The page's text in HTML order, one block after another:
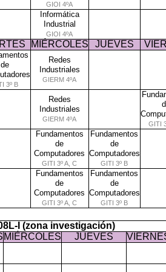
GIOI 4ºA
Informática
Industrial
GIOI 4ºA
MIÉRCOLES JUEVES
de
3º B
Redes
Industriales
GIERM 4ºA
Redes
Industriales
GIERM 4ºA
GITI
Fundamentos
de
Computadores
GITI 3º A, C
Fundamentos
de
Computadores
GITI 3º B
Fundamentos
de
Computadores
GITI 3º A, C
Fundamentos
de
Computadores
GITI 3º B
I (zona investigación)
MIÉRCOLES JUEVES